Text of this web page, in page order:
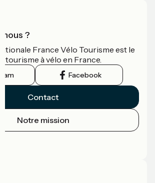
nous ?
France Vélo Tourisme est le
tourisme à vélo en France.
Facebook
Contact
Notre mission